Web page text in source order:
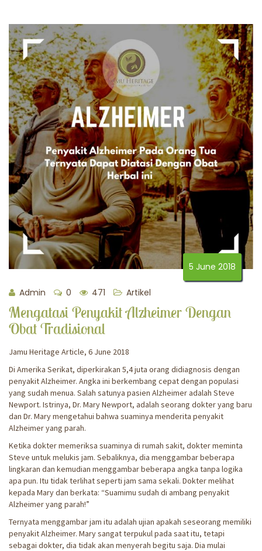
5 June 2018
Admin 0 471 Artikel
Mengatasi Penyakit Alzheimer Dengan
Obat Tradisional
Jamu Heritage Article, 6 June 2018
Di Amerika Serikat, diperkirakan 5,4 juta orang didiagnosis dengan
penyakit Alzheimer. Angka ini berkembang cepat dengan populasi
yang sudah menua. Salah satunya pasien Alzheimer adalah Steve
Newport. Istrinya, Dr. Mary Newport, adalah seorang dokter yang baru
dan Dr. Mary mengetahui bahwa suaminya menderita penyakit
Alzheimer yang parah.
Ketika dokter memeriksa suaminya di rumah sakit, dokter meminta
Steve untuk melukis jam. Sebaliknya, dia menggambar beberapa
lingkaran dan kemudian menggambar beberapa angka tanpa logika
apa pun. Itu tidak terlihat seperti jam sama sekali. Dokter melihat
kepada Mary dan berkata: “Suamimu sudah di ambang penyakit
Alzheimer yang parah!”
Ternyata menggambar jam itu adalah ujian apakah seseorang memiliki
penyakit Alzheimer. Mary sangat terpukul pada saat itu, tetapi
sebagai dokter, dia tidak akan menyerah begitu saja. Dia mulai